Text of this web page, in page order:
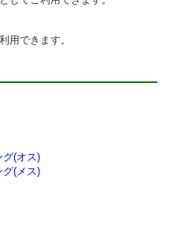
用できます。
グ(オス)
グ(メス)